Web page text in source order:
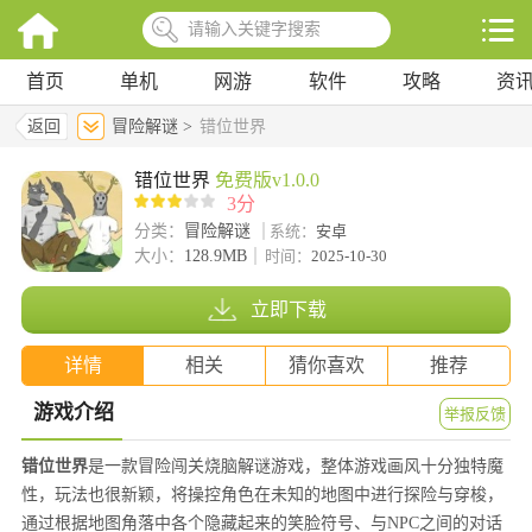
首页 单机 网游 软件 攻略 资
返回 冒险解谜 > 错位世界
错位世界 免费版v1.0.0
3分
分类： 冒险解谜 系统： 安卓
大小： 128.9MB 时间： 2025-10-30
立即下载
详情 相关 猜你喜欢 推荐
游戏介绍 举报反馈
错位世界是一款冒险闯关烧脑解谜游戏，整体游戏画风十分独特魔
性，玩法也很新颖，将操控角色在未知的地图中进行探险与穿梭，
通过根据地图角落中各个隐藏起来的笑脸符号、与NPC之间的对话